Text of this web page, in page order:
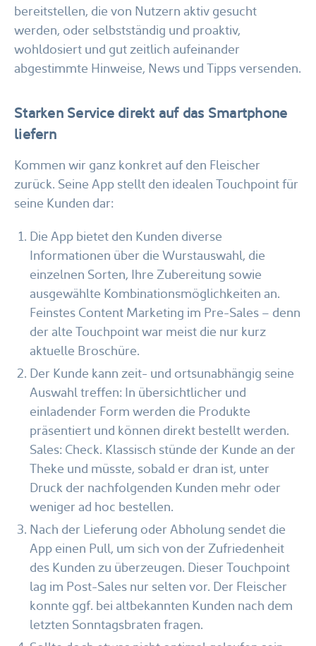
bereitstellen, die von Nutzern aktiv gesucht
werden, oder selbstständig und proaktiv,
wohldosiert und gut zeitlich aufeinander
abgestimmte Hinweise, News und Tipps versenden.
Starken Service direkt auf das Smartphone
liefern
Kommen wir ganz konkret auf den Fleischer
zurück. Seine App stellt den idealen Touchpoint für
seine Kunden dar:
Die App bietet den Kunden diverse
Informationen über die Wurstauswahl, die
einzelnen Sorten, Ihre Zubereitung sowie
ausgewählte Kombinationsmöglichkeiten an.
Feinstes Content Marketing im Pre-Sales – denn
der alte Touchpoint war meist die nur kurz
aktuelle Broschüre.
Der Kunde kann zeit- und ortsunabhängig seine
Auswahl treffen: In übersichtlicher und
einladender Form werden die Produkte
präsentiert und können direkt bestellt werden.
Sales: Check. Klassisch stünde der Kunde an der
Theke und müsste, sobald er dran ist, unter
Druck der nachfolgenden Kunden mehr oder
weniger ad hoc bestellen.
Nach der Lieferung oder Abholung sendet die
App einen Pull, um sich von der Zufriedenheit
des Kunden zu überzeugen. Dieser Touchpoint
lag im Post-Sales nur selten vor. Der Fleischer
konnte ggf. bei altbekannten Kunden nach dem
letzten Sonntagsbraten fragen.